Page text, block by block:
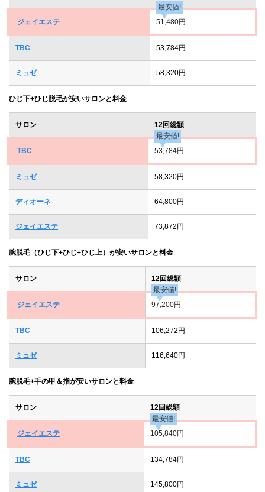
ジェイエステ
最安値!
51,480円
TBC 53,784円
ミュゼ 58,320円
ひじ下+ひじ脱毛が安いサロンと料金
サロン 12回総額
TBC
最安値!
53,784円
ミュゼ 58,320円
ディオーネ 64,800円
ジェイエステ 73,872円
腕脱毛（ひじ下+ひじ+ひじ上）が安いサロンと料金
サロン 12回総額
ジェイエステ
最安値!
97,200円
TBC 106,272円
ミュゼ 116,640円
腕脱毛+手の甲＆指が安いサロンと料金
サロン 12回総額
ジェイエステ
最安値!
105,840円
TBC 134,784円
ミュゼ 145,800円